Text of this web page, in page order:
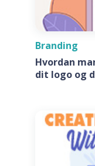
Branding
Hvordan
dit logo og